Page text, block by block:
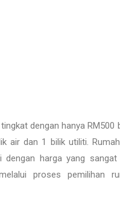
dengan hanya RM500
air dan 1 bilik utiliti.
harga yang sangat
proses pemilihan